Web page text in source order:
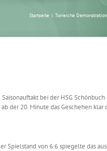
Startseite | Torreiche
bei der HSG
der 20. Minute das Geschehen klar
Spielstand von 6:6 spiegelte das